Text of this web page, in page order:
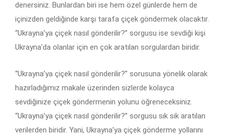
denersiniz. Bunlardan biri ise hem özel günlerde hem de
içinizden geldiğinde karşı tarafa çiçek göndermek olacaktır.
“Ukrayna’ya çiçek nasıl gönderilir?” sorgusu ise sevdiği kişi
Ukrayna’da olanlar için en çok aratılan sorgulardan biridir.
“Ukrayna’ya çiçek nasıl gönderilir?” sorusuna yönelik olarak
hazırladığımız makale üzerinden sizlerde kolayca
sevdiğinize çiçek göndermenin yolunu öğreneceksiniz.
“Ukrayna’ya çiçek nasıl gönderilir?” sorgusu sık sık aratılan
verilerden biridir. Yani, Ukrayna’ya çiçek gönderme yollarını